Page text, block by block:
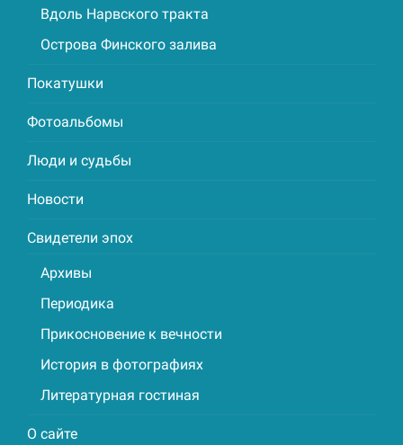
Вдоль Нарвского тракта
Острова Финского залива
Покатушки
Фотоальбомы
Люди и судьбы
Новости
Свидетели эпох
Архивы
Периодика
Прикосновение к вечности
История в фотографиях
Литературная гостиная
О сайте